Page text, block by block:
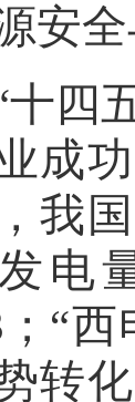
安
十四
成
我
电
；“
转